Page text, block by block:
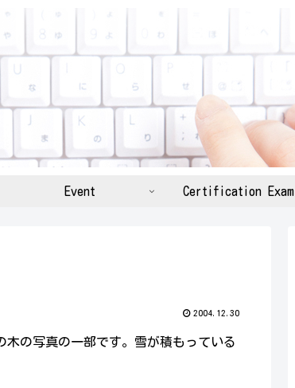
Event Certification Exam
2004.12.30
の写真の一部です。雪が積もっている